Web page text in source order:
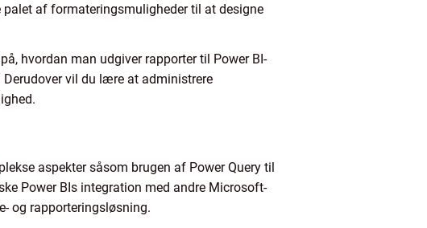
af formateringsmuligheder til at designe
hvordan man udgiver rapporter til Power BI-
Derudover vil du lære at administrere
aspekter såsom brugen af Power Query til
Power BIs integration med andre Microsoft-
og rapporteringsløsning.